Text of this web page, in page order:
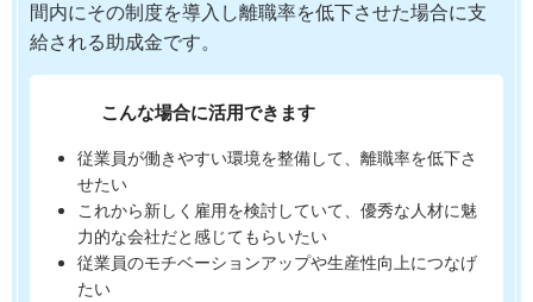
間内にその制度を導入し離職率を低下させた場合に支
給される助成金です。
こんな場合に活用できます
従業員が働きやすい環境を整備して、離職率を低下さ
せたい
これから新しく雇用を検討していて、優秀な人材に魅
力的な会社だと感じてもらいたい
従業員のモチベーションアップや生産性向上につなげ
たい